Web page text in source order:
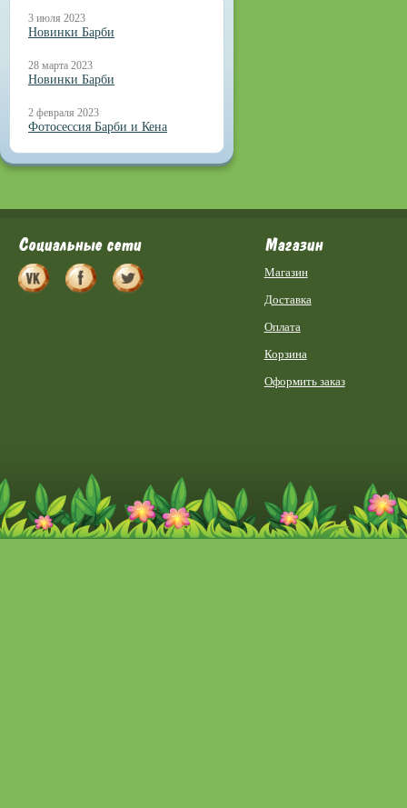
3 июля 2023
Новинки Барби
28 марта 2023
Новинки Барби
2 февраля 2023
Фотосессия Барби и Кена
Социальные сети Магазин
Магазин
Доставка
Оплата
Корзина
Оформить заказ